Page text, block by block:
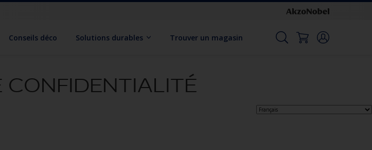
Conseils déco Solutions durables Trouver un magasin
CONFIDENTIALITÉ